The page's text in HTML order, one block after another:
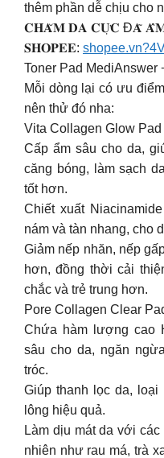
thêm phần dễ chịu cho
𝐂𝐇𝐀̆𝐌 𝐃𝐀 𝐂𝐔̛̣𝐂 Đ𝐀̃ 𝐀̂̉𝐌
𝐒𝐇𝐎𝐏𝐄𝐄:
Toner Pad MediAnswer
Mỗi dòng lại có ưu
nên thử đó nha:
Vita Collagen Glow Pad
Cấp ẩm sâu cho da,
căng bóng, làm sạch
tốt hơn.
Chiết xuất
nám và tàn nhang, cho
Giảm nếp nhăn, nếp
hơn, đồng thời cải
chắc và trẻ trung hơn.
Pore Collagen Clear
Chứa hàm lượng cao
sâu cho da, ngăn
tróc.
Giúp thanh lọc da,
lông hiệu quả.
Làm dịu mát da với
nhiên như rau má, trà